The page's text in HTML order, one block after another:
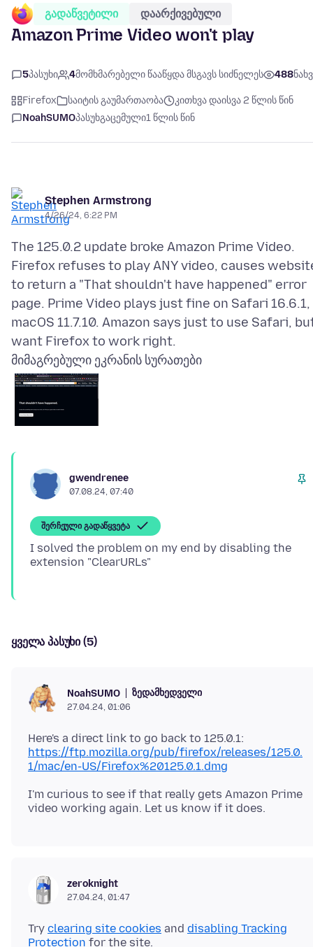
გადაწვეტილი დაარქივებული
Amazon Prime Video won't play
5პასუხი 4მომხმარებელი წააწყდა მსგავს სიძნელეს 488
Firefox საიტის გაუმართაობა
კითხვა დაისვა 2 წლის წინ
NoahSUMOპასუხგაცემული1 წლის წინ
Stephen Armstrong
4/26/24, 6:22 PM
The 125.0.2 update broke Amazon Prime Video.
Firefox refuses to play ANY video, causes
to return a "That shouldn't have happened" error
page. Prime Video plays just fine on Safari 16.6.1,
macOS 11.7.10. Amazon says just to use Safari,
მიმაგრებული ეკრანის სურათები
gwendrenee
07.08.24, 07:40
შერჩეული გადაწყვეტა
I solved the problem on my end by disabling the
ყველა პასუხი (5)
NoahSUMO ზედამხედველი
27.04.24, 01:06
https://ftp.mozilla.org/pub/firefox/releases/125.0.
1/mac/en-US/Firefox%20125.0.1.dmg
I'm curious to see if that really gets Amazon Prime
zeroknight
27.04.24, 01:47
Try clearing site cookies and disabling Tracking
Protection